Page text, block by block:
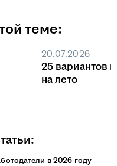
теме:
20.07.2026
25 вариантов
на лето
в 2026 году